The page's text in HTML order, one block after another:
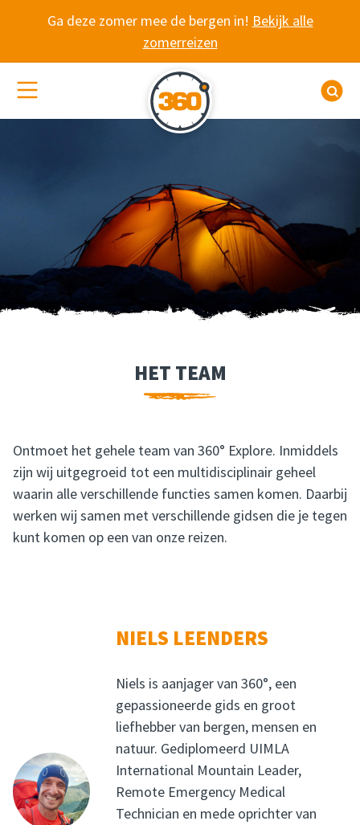
Ga deze zomer mee de bergen in! Bekijk alle
zomerreizen
(De)activeer site navigatie
HET TEAM
HET TEAM
HET TEAM
Ontmoet het gehele team van 360° Explore. Inmiddels
zijn wij uitgegroeid tot een multidisciplinair geheel
waarin alle verschillende functies samen komen. Daarbij
werken wij samen met verschillende gidsen die je tegen
kunt komen op een van onze reizen.
NIELS LEENDERS
Niels is aanjager van 360°, een
gepassioneerde gids en groot
liefhebber van bergen, mensen en
natuur. Gediplomeerd UIMLA
International Mountain Leader,
Remote Emergency Medical
Technician en mede oprichter van